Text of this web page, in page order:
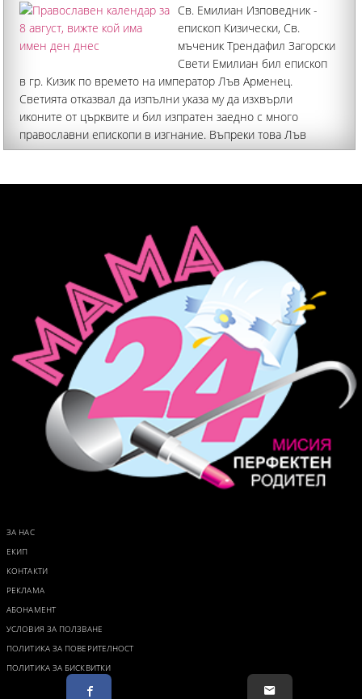
Св. Емилиан Изповедник -
епископ Кизически, Св.
мъченик Трендафил Загорски
Свети Емилиан бил епископ
в гр. Кизик по времето на император Лъв Арменец.
Светията отказвал да изпълни указа му да изхвърли
иконите от църквите и бил изпратен заедно с много
православни епископи в изгнание. Въпреки това Лъв
Арменец настоявал той публично да порицае
ЗА НАС
ЕКИП
КОНТАКТИ
РЕКЛАМА
АБОНАМЕНТ
УСЛОВИЯ ЗА ПОЛЗВАНЕ
ПОЛИТИКА ЗА ПОВЕРИТЕЛНОСТ
ПОЛИТИКА ЗА БИСКВИТКИ